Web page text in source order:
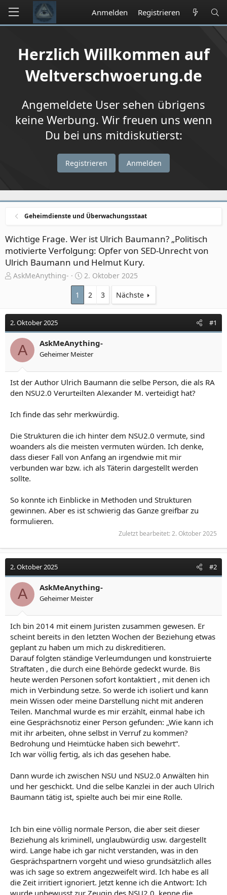
Anmelden Registrieren
Herzlich Willkommen auf
Weltverschwoerung.de
Angemeldete User sehen übrigens
keine Werbung. Wir freuen uns wenn
Du bei uns mitdiskutierst:
Registrieren Anmelden
Geheimdienste und Überwachungsstaat
Wichtige Frage. Wer ist Ulrich Baumann? „Politisch
motivierte Verfolgung: Opfer von SED-Unrecht von
Ulrich Baumann und Helmut Kury.
E
e
l
l
e
AskMeAnything-
E
r
t
e
l
t
a
2. Oktober 2025
1
2 3 Nächste
2. Oktober 2025 #1
A AskMeAnything-
Geheimer Meister
Ist der Author Ulrich Baumann die selbe Person, die als RA
den NSU2.0 Verurteilten Alexander M. verteidigt hat?
Ich finde das sehr merkwürdig.
Die Strukturen die ich hinter dem NSU2.0 vermute, sind
woanders als die meisten vermuten würden. Ich denke,
dass dieser Fall von Anfang an irgendwie mit mir
verbunden war bzw. ich als Täterin dargestellt werden
sollte.
So konnte ich Einblicke in Methoden und Strukturen
gewinnen. Aber es ist schwierig das Ganze greifbar zu
formulieren.
Zuletzt bearbeitet: 2. Oktober 2025
2. Oktober 2025 #2
A AskMeAnything-
Geheimer Meister
Ich bin 2014 mit einem Juristen zusammen gewesen. Er
scheint bereits in den letzten Wochen der Beziehung etwas
geplant zu haben um mich zu diskreditieren.
Darauf folgten ständige Verleumdungen und konstruierte
Straftaten , die durch eine Behörde gedeckt wurde. Bis
heute werden Personen sofort kontaktiert , mit denen ich
mich in Verbindung setze. So werde ich isoliert und kann
mein Wissen oder meine Darstellung nicht mit anderen
Teilen. Manchmal wurde es mir erzählt, einmal habe ich
eine Gesprächsnotiz einer Person gefunden: „Wie kann ich
mit ihr arbeiten, ohne selbst in Verruf zu kommen?
Bedrohung und Heimtücke haben sich bewehrt“.
Ich war völlig fertig, als ich das gesehen habe.
Dann wurde ich zwischen NSU und NSU2.0 Anwälten hin
und her geschickt. Und die selbe Kanzlei in der auch Ulrich
Baumann tätig ist, spielte auch bei mir eine Rolle.
Ich bin eine völlig normale Person, die aber seit dieser
Beziehung als kriminell, unglaubwürdig usw. dargestellt
wird. Lange habe ich gar nicht verstanden, was in den
Gesprächspartnern vorgeht und wieso grundsätzlich alles
was ich sage so extrem angezweifelt wird. Ich habe es all
die Zeit irritiert ignoriert. Jetzt kenne ich die Antwort: Ich
wurde unbewusst zur Zeugin des NSU2.0, kenne die